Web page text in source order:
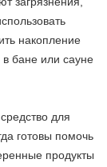
накопление
в бане или сауне
для
готовы помочь
продукты